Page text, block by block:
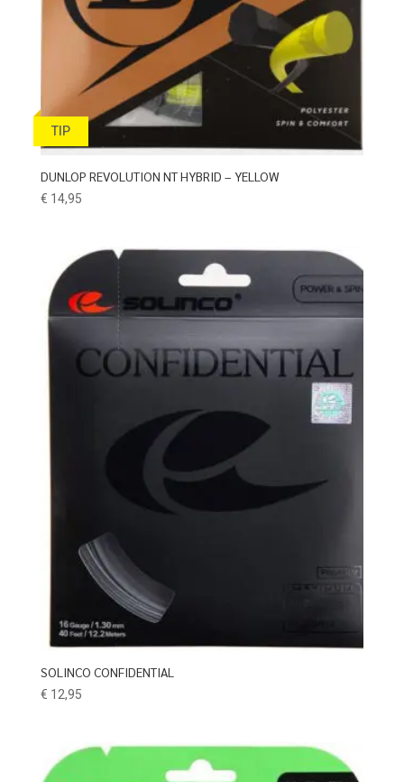
TIP
DUNLOP REVOLUTION NT HYBRID – YELLOW
€ 14,95
SOLINCO CONFIDENTIAL
€ 12,95